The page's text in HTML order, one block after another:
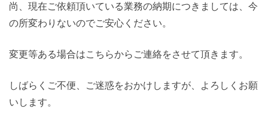
尚、現在ご依頼頂いている業務の納期につきましては、今
の所変わりないのでご安心ください。
変更等ある場合はこちらからご連絡をさせて頂きます。
しばらくご不便、ご迷惑をおかけしますが、よろしくお願
いします。